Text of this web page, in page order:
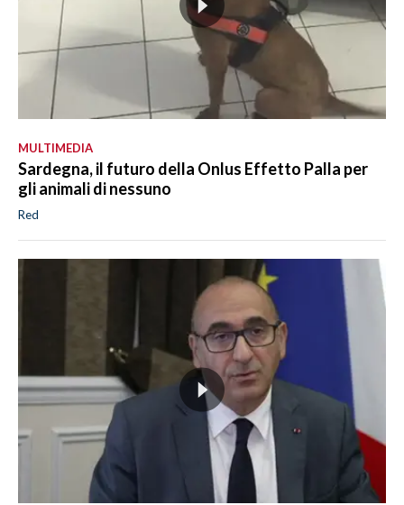
MULTIMEDIA
Sardegna, il futuro della Onlus Effetto Palla per
gli animali di nessuno
Red